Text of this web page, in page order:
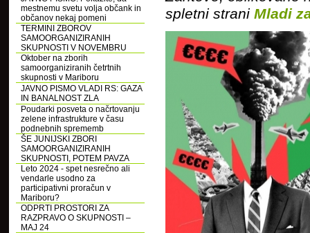
mestnemu svetu volja občank in
občanov nekaj pomeni
TERMINI ZBOROV
SAMOORGANIZIRANIH
SKUPNOSTI V NOVEMBRU
Oktober na zborih
samoorganiziranih četrtnih
skupnosti v Mariboru
JAVNO PISMO VLADI RS: GAZA
IN BANALNOST ZLA
Poudarki posveta o načrtovanju
zelene infrastrukture v času
podnebnih sprememb
ŠE JUNIJSKI ZBORI
SAMOORGANIZIRANIH
SKUPNOSTI, POTEM PAVZA
Leto 2024 - spet nesrečno ali
vendarle usodno za
participativni proračun v
Mariboru?
ODPRTI PROSTORI ZA
RAZPRAVO O SKUPNOSTI –
MAJ 24
spletni strani Mladi